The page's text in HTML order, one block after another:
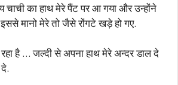
का हाथ मेरे पैंट पर आ गया और उन्होंने
मानो मेरे तो जैसे रोंगटे खड़े हो गए.
है … जल्दी से अपना हाथ मेरे अन्दर डाल दे